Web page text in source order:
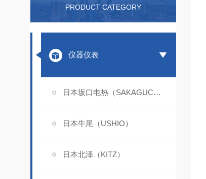
PRODUCT CATEGORY
仪器仪表
日本坂口电热（SAKAGUCHI）
日本牛尾（USHIO）
日本北泽（KITZ）